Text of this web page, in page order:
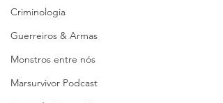
Criminologia
Guerreiros & Armas
Monstros entre nós
Marsurvivor Podcast